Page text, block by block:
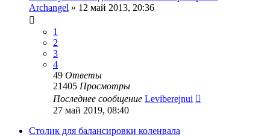
Archangel » 12 май 2013, 20:36
1
2
3
4
49 Ответы
21405 Просмотры
Последнее сообщение Leviberejnui
27 май 2019, 08:40
Столик для балансировки коленвала